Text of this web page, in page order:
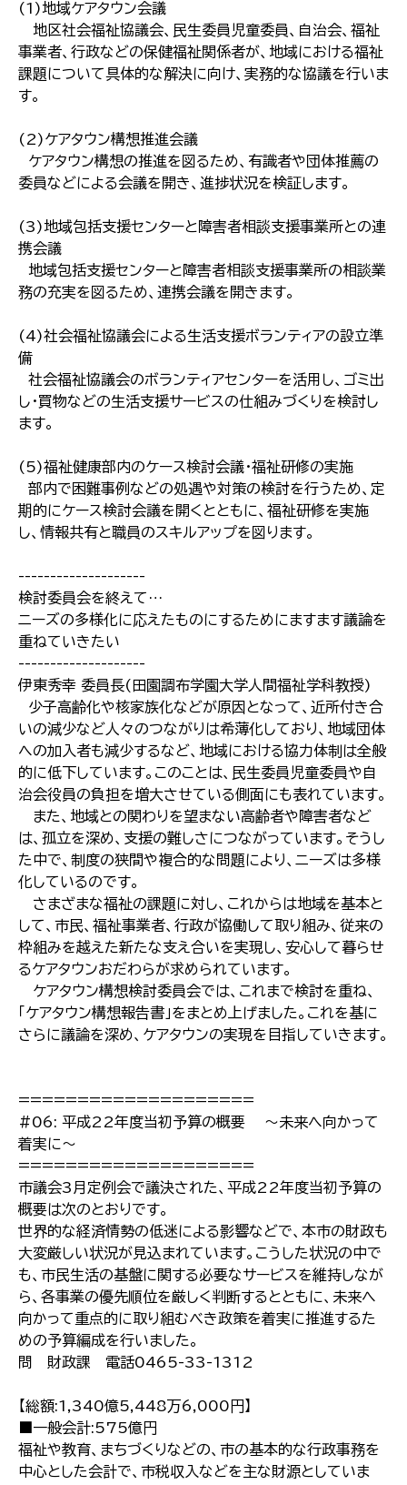
(1)地域ケアタウン会議
地区社会福祉協議会、民生委員児童委員、自治会、福祉
事業者、行政などの保健福祉関係者が、地域における福祉
課題について具体的な解決に向け、実務的な協議を行いま
す。
(2)ケアタウン構想推進会議
ケアタウン構想の推進を図るため、有識者や団体推薦の
委員などによる会議を開き、進捗状況を検証します。
(3)地域包括支援センターと障害者相談支援事業所との連
携会議
地域包括支援センターと障害者相談支援事業所の相談業
務の充実を図るため、連携会議を開きます。
(4)社会福祉協議会による生活支援ボランティアの設立準
備
社会福祉協議会のボランティアセンターを活用し、ゴミ出
し・買物などの生活支援サービスの仕組みづくりを検討し
ます。
(5)福祉健康部内のケース検討会議・福祉研修の実施
部内で困難事例などの処遇や対策の検討を行うため、定
期的にケース検討会議を開くとともに、福祉研修を実施
し、情報共有と職員のスキルアップを図ります。
--------------------
検討委員会を終えて…
ニーズの多様化に応えたものにするためにますます議論を
重ねていきたい
--------------------
伊東秀幸 委員長(田園調布学園大学人間福祉学科教授)
少子高齢化や核家族化などが原因となって、近所付き合
いの減少など人々のつながりは希薄化しており、地域団体
への加入者も減少するなど、地域における協力体制は全般
的に低下しています。このことは、民生委員児童委員や自
治会役員の負担を増大させている側面にも表れています。
また、地域との関わりを望まない高齢者や障害者など
は、孤立を深め、支援の難しさにつながっています。そうし
た中で、制度の狭間や複合的な問題により、ニーズは多様
化しているのです。
さまざまな福祉の課題に対し、これからは地域を基本と
して、市民、福祉事業者、行政が協働して取り組み、従来の
枠組みを越えた新たな支え合いを実現し、安心して暮らせ
るケアタウンおだわらが求められています。
ケアタウン構想検討委員会では、これまで検討を重ね、
「ケアタウン構想報告書」をまとめ上げました。これを基に
さらに議論を深め、ケアタウンの実現を目指していきます。
====================
#06: 平成22年度当初予算の概要 〜未来へ向かって
着実に〜
====================
市議会3月定例会で議決された、平成22年度当初予算の
概要は次のとおりです｡
世界的な経済情勢の低迷による影響などで、本市の財政も
大変厳しい状況が見込まれています。こうした状況の中で
も、市民生活の基盤に関する必要なサービスを維持しなが
ら、各事業の優先順位を厳しく判断するとともに、未来へ
向かって重点的に取り組むべき政策を着実に推進するた
めの予算編成を行いました。
問 財政課 電話0465-33-1312
【総額:1,340億5,448万6,000円】
■一般会計:575億円
福祉や教育、まちづくりなどの、市の基本的な行政事務を
中心とした会計で、市税収入などを主な財源としていま